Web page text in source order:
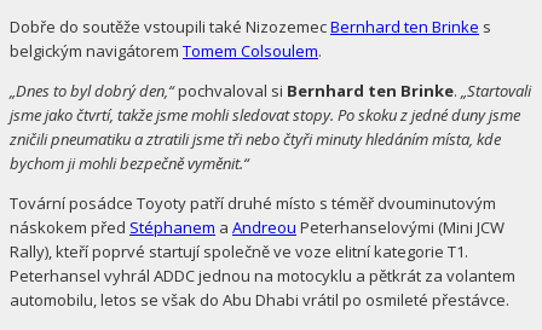
Dobře do soutěže vstoupili také NizozemecBernhard ten Brinke s
belgickým navigátorem Tomem Colsoulem.
„Dnes to byl dobrý den,“pochvaloval si Bernhard ten Brinke. „Startovali
jsme jako čtvrtí, takže jsme mohli sledovat stopy. Po skoku z jedné duny jsme
zničili pneumatiku a ztratili jsme tři nebo čtyři minuty hledáním místa, kde
bychom ji mohli bezpečně vyměnit.“
Tovární posádce Toyoty patří druhé místo s téměř dvouminutovým
náskokem před Stéphanem a Andreou Peterhanselovými (Mini JCW
Rally), kteří poprvé startují společně ve voze elitní kategorie T1.
Peterhansel vyhrál ADDC jednou na motocyklu a pětkrát za volantem
automobilu, letos se však do Abu Dhabi vrátil po osmileté přestávce.